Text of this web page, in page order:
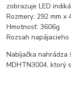
zobrazuje LED
Rozmery: 292 mm x
Hmotnosť: 3606g
Rozsah
Nabíjačka
MDHTN3004, ktorý